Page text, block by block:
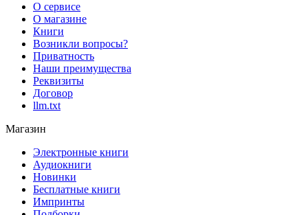
О сервисе
О магазине
Книги
Возникли вопросы?
Приватность
Наши преимущества
Реквизиты
Договор
llm.txt
Магазин
Электронные книги
Аудиокниги
Новинки
Бесплатные книги
Импринты